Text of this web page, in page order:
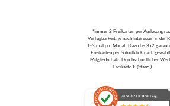
*Immer 2 Freikarten per Auslosung
Verfügbarkeit, je nach Interessen in der
1-3 mal pro Monat. Dazu bis 3x2
Freikarten per Sofortklick nach
Mitgliedschaft. Durchschnittlicher
Freikarte € (Stand ).
AUSGEZEICHNET.org